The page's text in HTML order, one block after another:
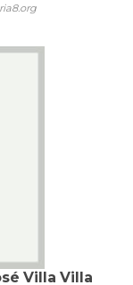
Villa Villa